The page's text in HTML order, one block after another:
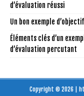
d’évaluation réussi
Un bon exemple
Éléments clés d’un
d’évaluation percutant
Copyright © 2026 |